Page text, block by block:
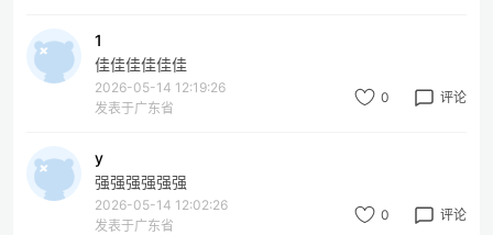
1
佳佳佳佳佳佳
2026-05-14 12:19:26
发表于广东省
0 评论
y
强强强强强强
2026-05-14 12:02:26
发表于广东省
0 评论